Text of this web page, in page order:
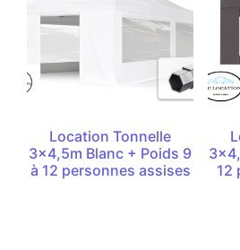
Location Tonnelle
3×4,5m Blanc + Poids 9
à 12 personnes assises
12